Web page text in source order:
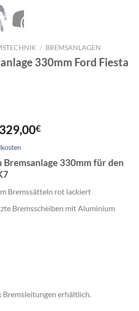
/ BREMSANLAGEN
330mm Ford Fiesta
€
330mm für den
Bremssätteln rot lackiert
Bremsscheiben mit Aluminium
erhältlich.